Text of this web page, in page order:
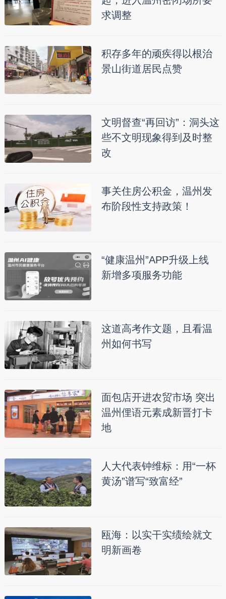
求调整
积存多年的顽疾得以根治
景山街道居民点赞
文明督查“再回访”：洞头这
些不文明现象得到及时整
改
事关住房公积金，温州发
布阶段性支持政策！
“健康温州”APP升级上线
新增多项服务功能
这道高考作文题，且看温
州如何书写
面包店开进农贸市场 突出
温州俚语元素成新晋打卡
地
人大代表钟维标：用“一杯
黄汤”谱写“致富经”
瓯海：以实干实绩绘就文
明新画卷